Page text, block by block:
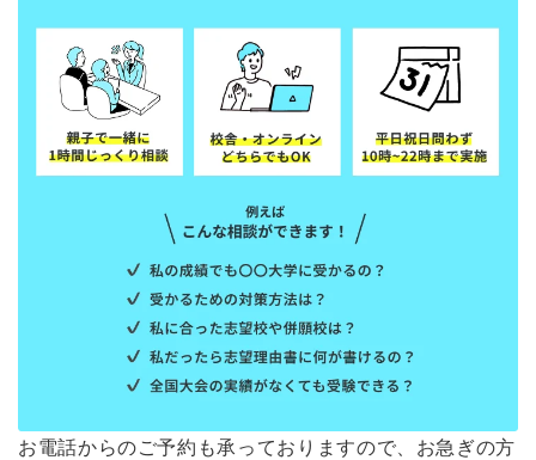
お電話からのご予約も承っておりますので、お急ぎの方